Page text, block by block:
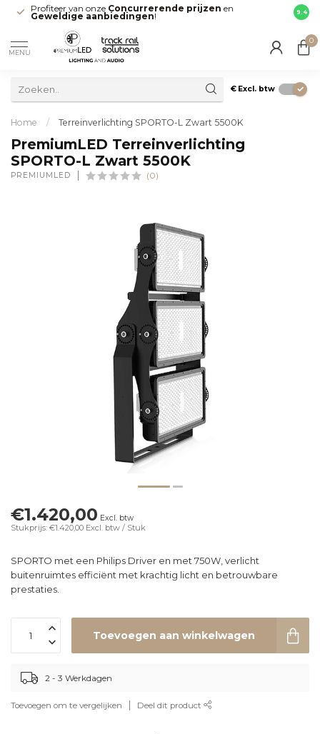
Profiteer van onze Concurrerende prijzen en
Geweldige aanbiedingen! direct
9.4
MENU
0
€ Excl. btw
Home / Terreinverlichting SPORTO-L Zwart 5500K
PremiumLED Terreinverlichting
SPORTO-L Zwart 5500K
PREMIUMLED (0)
€1.420,00 Excl. btw
Stukprijs: €1.420,00 Excl. btw / Stuk
SPORTO met een Philips Driver en met 750W, verlicht
buitenruimtes efficiënt met krachtig licht en betrouwbare
prestaties.
Toevoegen aan winkelwagen
2 - 3 Werkdagen
Toevoegen om te vergelijken Deel dit product